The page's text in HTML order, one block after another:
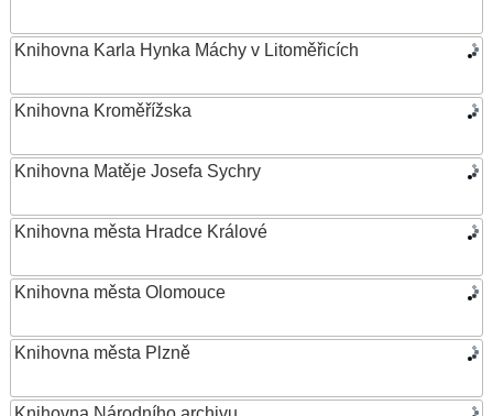
Knihovna Karla Hynka Máchy v Litoměřicích
Knihovna Kroměřížska
Knihovna Matěje Josefa Sychry
Knihovna města Hradce Králové
Knihovna města Olomouce
Knihovna města Plzně